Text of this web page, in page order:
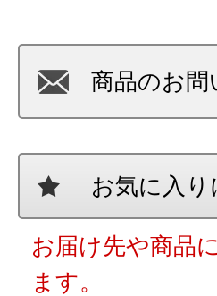
商品のお問
お気に入り
お届け先や商品
ます。